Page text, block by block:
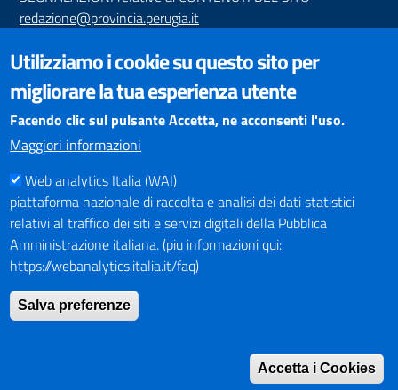
redazione@provincia.perugia.it
VISUALIZZAZIONE CONTENUTI
Il sito internet della Provincia di Perugia è ottimizzato per
essere visualizzato dai principali browser aggiornati. L'uso di
browser non aggiornati può creare problemi di visualizzazione
dei contenuti.
PAGAMENTI
SOCIAL NETWORKS
Pagina Facebook
Profilo Instagram
PNRR (Piano Nazionale di Ripresa e Resilienza)
Utilizziamo i cookie su questo sito per
migliorare la tua esperienza utente
Facendo clic sul pulsante Accetta, ne acconsenti l'uso.
Maggiori informazioni
Web analytics Italia (WAI)
piattaforma nazionale di raccolta e analisi dei dati statistici
relativi al traffico dei siti e servizi digitali della Pubblica
Amministrazione italiana. (piu informazioni qui:
https://webanalytics.italia.it/faq)
Salva preferenze
Accetta i Cookies